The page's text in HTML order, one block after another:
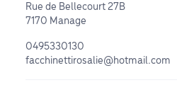
Rue de Bellecourt 27B
7170 Manage
0495330130
facchinettirosalie@hotmail.com